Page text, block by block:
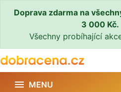
Doprava zdarma na
3 000 Kč.
Všechny probíhající
 MENU